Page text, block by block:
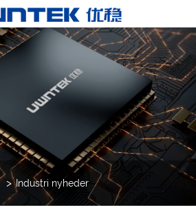
Industri nyheder